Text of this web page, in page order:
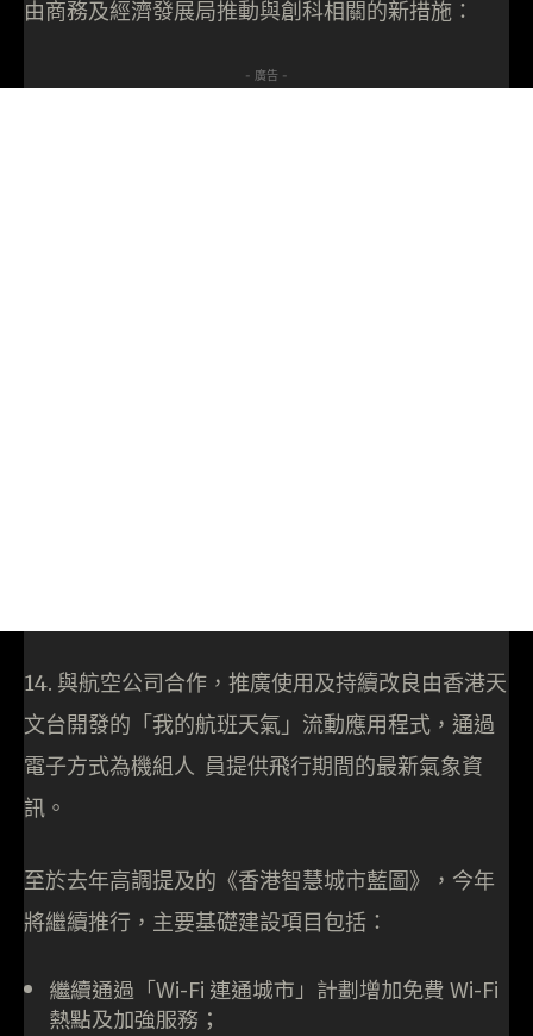
由商務及經濟發展局推動與創科相關的新措施：
- 廣告 -
14. 與航空公司合作，推廣使用及持續改良由香港天
文台開發的「我的航班天氣」流動應用程式，通過
電子方式為機組人 員提供飛行期間的最新氣象資
訊。
至於去年高調提及的《香港智慧城市藍圖》，今年
將繼續推行，主要基礎建設項目包括：
繼續通過「Wi-Fi 連通城市」計劃增加免費 Wi-Fi
熱點及加強服務；